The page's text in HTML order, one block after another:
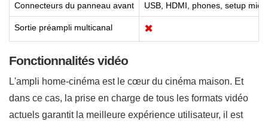
Connecteurs du panneau avant USB, HDMI, phones, setup mic
Sortie préampli multicanal ✖
Fonctionnalités vidéo
L'ampli home-cinéma est le cœur du cinéma maison. Et
dans ce cas, la prise en charge de tous les formats vidéo
actuels garantit la meilleure expérience utilisateur, il est